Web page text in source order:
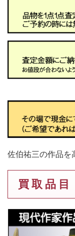
佐伯祐三の作品を
買 取 品 目